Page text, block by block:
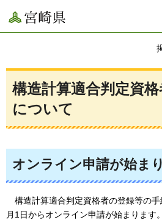
宮崎県
構造計算適合判定資
について
オンライン申請が始ま
構造計算適合判定資格者の登録等の
月1日からオンライン申請が始まります。